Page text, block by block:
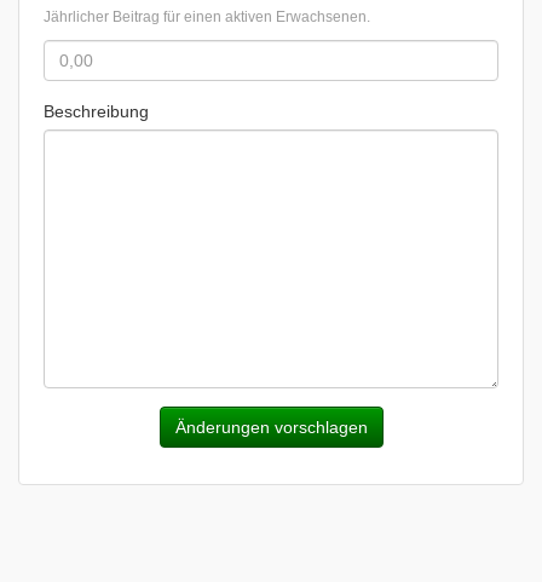
Jährlicher Beitrag für einen aktiven Erwachsenen.
Beschreibung
Änderungen vorschlagen